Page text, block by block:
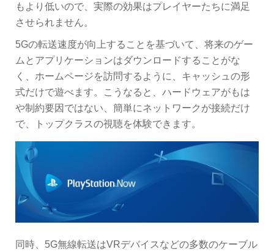
もより低いので、実際の効果はプレイヤーたちに満足
させられません。
5Gの転送速度が向上することを基づいて、将来のゲー
ムとアプリケーションはダウンロードすることがな
く、ホームページを訪問するように、キャッシュの形
式だけで遊べます。こうなると、ハードウェアがもは
や制約要因ではない、簡単にネットワークが接続だけ
で、トップクラスの視聴を体験できます。
同時、5G無線転送はVRデバイスなどの多数のケーブル